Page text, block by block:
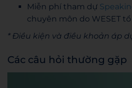
Miễn phí tham dự
chuyên môn do WESET
* Điều kiện và điều khoản áp
Các câu hỏi thường gặp